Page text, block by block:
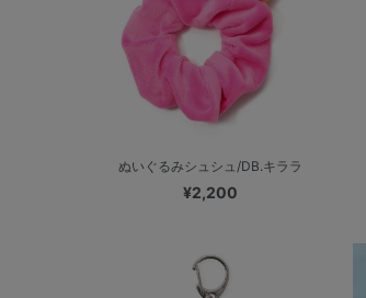
ぬいぐるみシュシュ/DB.キララ
¥2,200